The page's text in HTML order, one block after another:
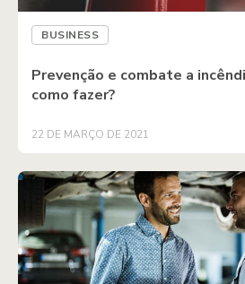
BUSINESS
Prevenção e combate a
como fazer?
22 DE MARÇO DE 2021